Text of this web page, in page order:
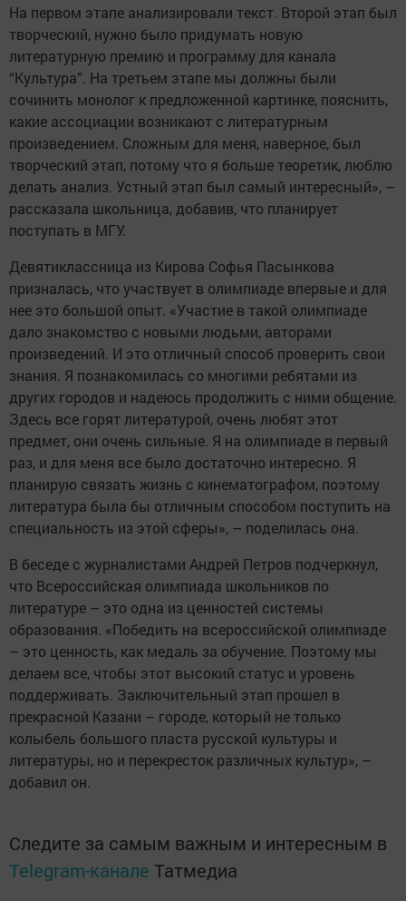
На первом этапе анализировали текст. Второй этап был
творческий, нужно было придумать новую
литературную премию и программу для канала
“Культура”. На третьем этапе мы должны были
сочинить монолог к предложенной картинке, пояснить,
какие ассоциации возникают с литературным
произведением. Сложным для меня, наверное, был
творческий этап, потому что я больше теоретик, люблю
делать анализ. Устный этап был самый интересный», –
рассказала школьница, добавив, что планирует
поступать в МГУ.
Девятиклассница из Кирова Софья Пасынкова
призналась, что участвует в олимпиаде впервые и для
нее это большой опыт. «Участие в такой олимпиаде
дало знакомство с новыми людьми, авторами
произведений. И это отличный способ проверить свои
знания. Я познакомилась со многими ребятами из
других городов и надеюсь продолжить с ними общение.
Здесь все горят литературой, очень любят этот
предмет, они очень сильные. Я на олимпиаде в первый
раз, и для меня все было достаточно интересно. Я
планирую связать жизнь с кинематографом, поэтому
литература была бы отличным способом поступить на
специальность из этой сферы», – поделилась она.
В беседе с журналистами Андрей Петров подчеркнул,
что Всероссийская олимпиада школьников по
литературе – это одна из ценностей системы
образования. «Победить на всероссийской олимпиаде
– это ценность, как медаль за обучение. Поэтому мы
делаем все, чтобы этот высокий статус и уровень
поддерживать. Заключительный этап прошел в
прекрасной Казани – городе, который не только
колыбель большого пласта русской культуры и
литературы, но и перекресток различных культур», –
добавил он.
Следите за самым важным и интересным в
Telegram-канале Татмедиа